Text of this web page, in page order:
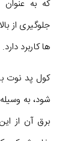
که به
جلوگیری از
ها کاربرد دارد.
کول پد نوت
برق آن از